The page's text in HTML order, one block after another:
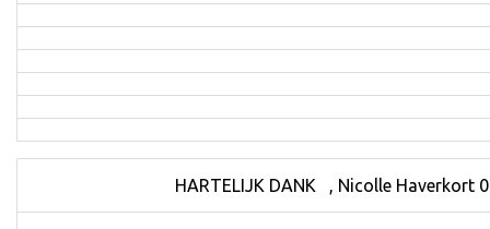
HARTELIJK DANK , Nicolle Haverkort